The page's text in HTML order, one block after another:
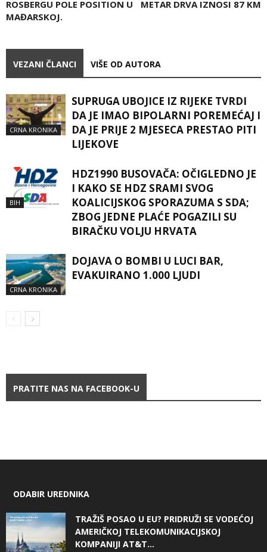
ROSBERGU POLE POSITION U
MAĐARSKOJ.
METAR DRVA IZNOSI 87 KM
VEZANI ČLANCI VIŠE OD AUTORA
CRNA KRONIKA
SUPRUGA UBOJICE IZ RIJEKE TVRDI
DA JE IMAO BIPOLARNI POREMEĆAJ I
DA JE PRIJE 2 MJESECA PRESTAO PITI
LIJEKOVE
BIH
HDZ1990 BUSOVAČA: OČIGLEDNO JE
I KAKO SE HDZ SRAMI SVOG
KOALICIJSKOG SPORAZUMA S SDA;
ZBOG JEDNE PLAĆE POGAZILI SU
BIRAČKU VOLJU HRVATA
CRNA KRONIKA
DOJAVA O BOMBI U LUCI BAR,
EVAKUIRANO 1.000 LJUDI
PRATITE NAS NA FACEBOOK-U
ODABIR UREDNIKA
TRAŽIŠ POSAO U EU? PRIDRUŽI SE VODEĆOJ
AMERIČKOJ TELEKOMUNIKACIJSKOJ
KOMPANIJI AT&T...